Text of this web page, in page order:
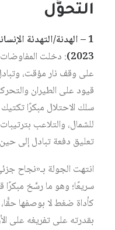
التحوُّل
2023) : دخلت المفاوضات
على وقف نار مؤقت،
قيود على الطيران
سلك الاحتلال مبكرًا
للشمال، والتلاعب
تعليق دفعة تبادل إلى حين
انتهت الجولة بـ«نجاح
سريعًا؛ وهو ما رسَّخ مبكرًا
كأداة ضغط لا بوصفها
بقدرته على تفريغه على